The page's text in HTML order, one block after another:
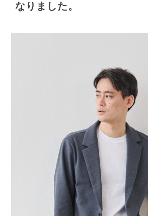
なりました。